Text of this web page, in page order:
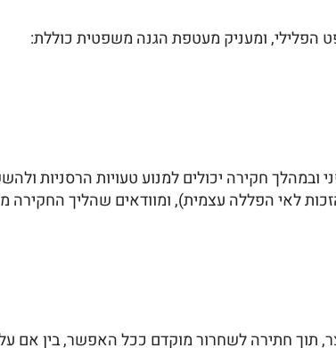
ומעניק מעטפת הגנה משפטית כוללת:
ובמהלך חקירה יכולים למנוע טעויות הרסניות
לאי הפללה עצמית), ומוודאים שהליך החקירה
תוך חתירה לשחרור מוקדם ככל האפשר, בין אם על